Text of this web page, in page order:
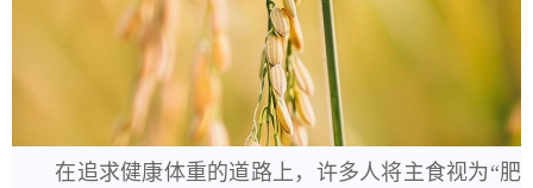
在追求健康体重的道路上，许多人将主食视为“肥